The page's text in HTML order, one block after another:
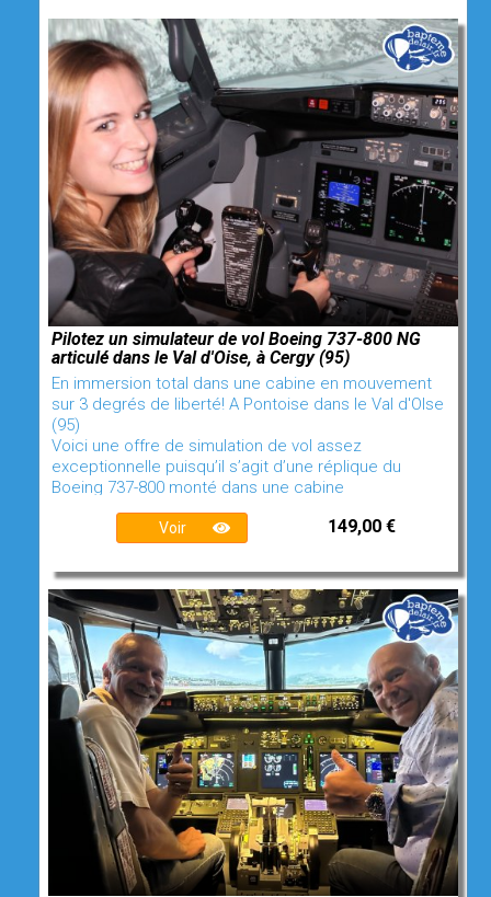
Pilotez un simulateur de vol Boeing 737-800 NG
articulé dans le Val d'Oise, à Cergy (95)
En immersion total dans une cabine en mouvement
sur 3 degrés de liberté! A Pontoise dans le Val d'OIse
(95)
Voici une offre de simulation de vol assez
exceptionnelle puisqu’il s’agit d’une réplique du
Boeing 737-800 monté dans une cabine
Voir 149,00 €